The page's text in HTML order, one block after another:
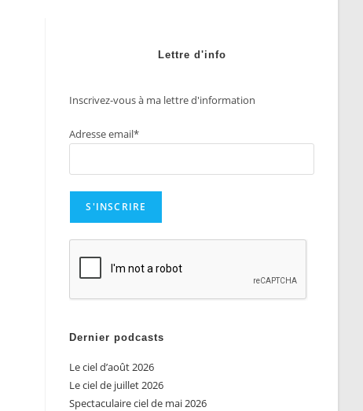
Lettre d'info
Inscrivez-vous à ma lettre d'information
Adresse email*
Dernier podcasts
Le ciel d’août 2026
Le ciel de juillet 2026
Spectaculaire ciel de mai 2026